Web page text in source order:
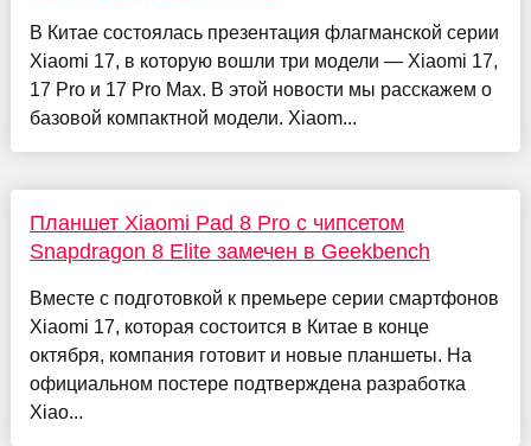
В Китае состоялась презентация флагманской серии
Xiaomi 17, в которую вошли три модели — Xiaomi 17,
17 Pro и 17 Pro Max. В этой новости мы расскажем о
базовой компактной модели. Xiaom...
Планшет Xiaomi Pad 8 Pro с чипсетом
Snapdragon 8 Elite замечен в Geekbench
Вместе с подготовкой к премьере серии смартфонов
Xiaomi 17, которая состоится в Китае в конце
октября, компания готовит и новые планшеты. На
официальном постере подтверждена разработка
Xiao...